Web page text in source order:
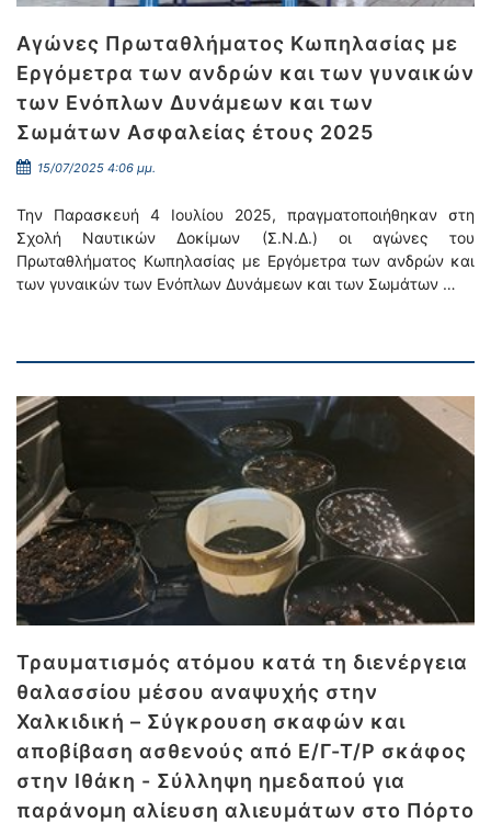
Αγώνες Πρωταθλήματος Κωπηλασίας με
Εργόμετρα των ανδρών και των γυναικών
των Ενόπλων Δυνάμεων και των
Σωμάτων Ασφαλείας έτους 2025
15/07/2025 4:06 μμ.
Την Παρασκευή 4 Ιουλίου 2025, πραγματοποιήθηκαν στη
Σχολή Ναυτικών Δοκίμων (Σ.Ν.Δ.) οι αγώνες του
Πρωταθλήματος Κωπηλασίας με Εργόμετρα των ανδρών και
των γυναικών των Ενόπλων Δυνάμεων και των Σωμάτων …
Τραυματισμός ατόμου κατά τη διενέργεια
θαλασσίου μέσου αναψυχής στην
Χαλκιδική – Σύγκρουση σκαφών και
αποβίβαση ασθενούς από Ε/Γ-Τ/Ρ σκάφος
στην Ιθάκη - Σύλληψη ημεδαπού για
παράνομη αλίευση αλιευμάτων στο Πόρτο